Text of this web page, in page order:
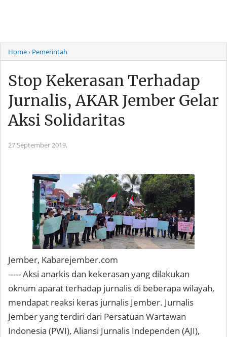
Home› Pemerintah
Stop Kekerasan Terhadap
Jurnalis, AKAR Jember Gelar
Aksi Solidaritas
27 September 2019,
Jember, Kabarejember.com
----- Aksi anarkis dan kekerasan yang dilakukan
oknum aparat terhadap jurnalis di beberapa wilayah,
mendapat reaksi keras jurnalis Jember. Jurnalis
Jember yang terdiri dari Persatuan Wartawan
Indonesia (PWI), Aliansi Jurnalis Independen (AJI),